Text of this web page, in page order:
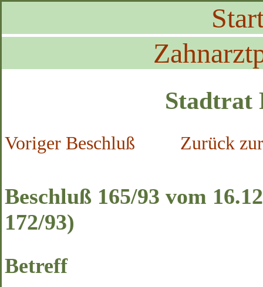
Stadtrat
Voriger Beschluß Zurück
Beschluß 165/93 vom
172/93)
Betreff